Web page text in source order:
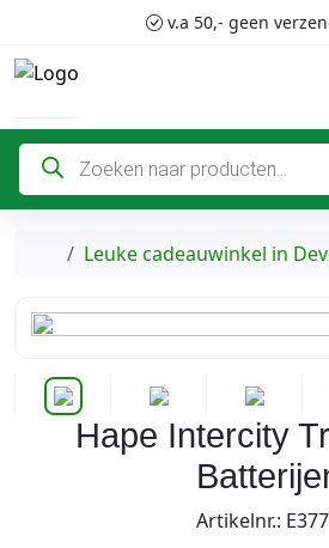
v.a 50,- geen
P
o
d
Home
Leuke cadeauwinkel in
Hape Intercity
Artikelnr.: